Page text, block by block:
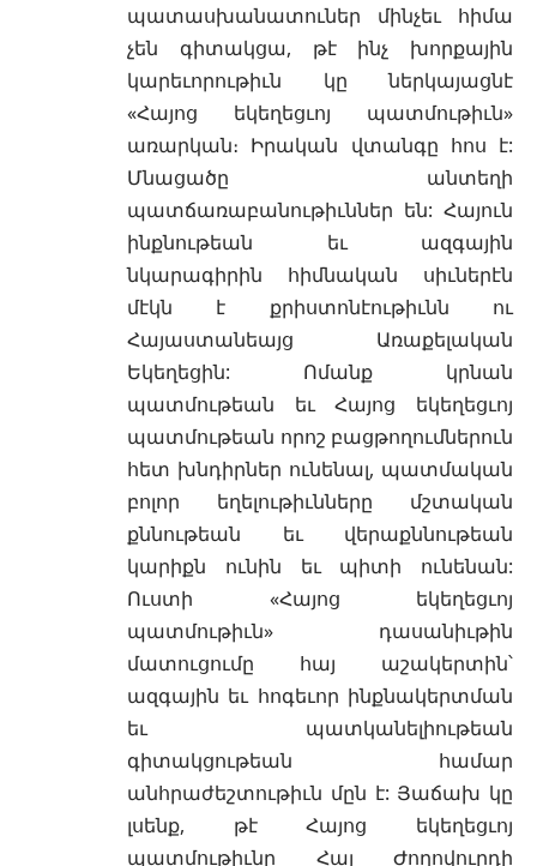
պատասխանատուներ մինչեւ հիմա
չեն գիտակցա, թէ ինչ խորքային
կարեւորութիւն կը ներկայացնէ
«Հայոց եկեղեցւոյ պատմութիւն»
առարկան։ Իրական վտանգը հոս է:
Մնացածը անտեղի
պատճառաբանութիւններ են: Հայուն
ինքնութեան եւ ազգային
նկարագիրին հիմնական սիւներէն
մէկն է քրիստոնէութիւնն ու
Հայաստանեայց Առաքելական
Եկեղեցին: Ոմանք կրնան
պատմութեան եւ Հայոց եկեղեցւոյ
պատմութեան որոշ բացթողումներուն
հետ խնդիրներ ունենալ, պատմական
բոլոր եղելութիւնները մշտական
քննութեան եւ վերաքննութեան
կարիքն ունին եւ պիտի ունենան:
Ուստի «Հայոց եկեղեցւոյ
պատմութիւն» դասանիւթին
մատուցումը հայ աշակերտին՝
ազգային եւ հոգեւոր ինքնակերտման
եւ պատկանելիութեան
գիտակցութեան համար
անհրաժեշտութիւն մըն է: Յաճախ կը
լսենք, թէ Հայոց եկեղեցւոյ
պատմութիւնը Հայ Ժողովուրդի